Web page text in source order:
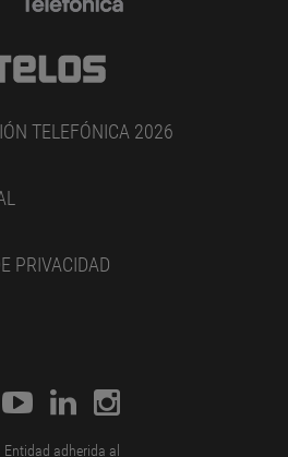
TELEFÓNICA 2026
PRIVACIDAD
Entidad adherida al